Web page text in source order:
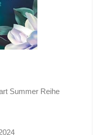
Summer Reihe